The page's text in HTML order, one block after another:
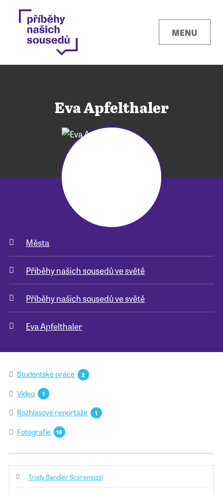
MENU
Pro školy
Příběhy našich sousedů
Eva Apfelthaler
Města
Příběhy našich sousedů ve světě
Příběhy našich sousedů ve světě
Eva Apfelthaler
Studentské práce 2
Video 1
Rozhlasové reportáže 1
Fotografie 16
Trudy Bandler Scaramuzzi